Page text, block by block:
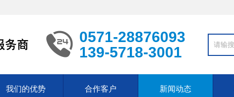
0571-28876093
139-5718-3001
我们的优势 合作客户 新闻动态